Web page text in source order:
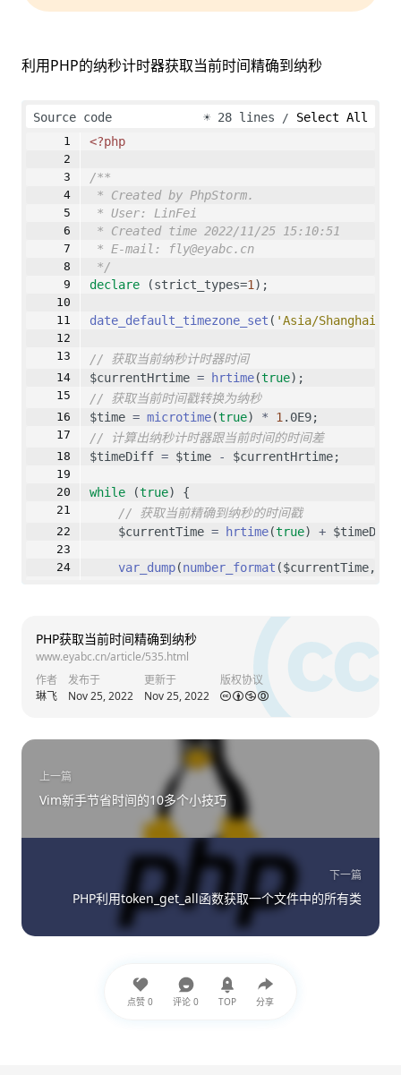
利用PHP的纳秒计时器获取当前时间精确到纳秒
Source code ☀ 28 lines
Select All
<?php
/**
* Created by PhpStorm.
* User: LinFei
* Created time 2022/11/25 15:10:51
* E-mail: fly@eyabc.cn
*/
declare (strict_types=1 );
date_default_timezone_set ( 'Asia/Shanghai'
// 获取当前纳秒计时器时间
$currentHrtime = hrtime(true);
// 获取当前时间戳转换为纳秒
$time = microtime(true) * 1 .0E9;
// 计算出纳秒计时器跟当前时间的时间差
$timeDiff = $time - $currentHrtime;
while (true) {
// 获取当前精确到纳秒的时间戳
    $currentTime
= hrtime(true) +
var_dump(number_format ($currentTime,
}
PHP获取当前时间精确到纳秒
www.eyabc.cn/article/535.html
作者
琳飞
发布于
Nov 25, 2022
更新于
Nov 25, 2022
版权协议
上一篇
Vim新手节省时间的10多个小技巧
下一篇
PHP利用token_get_all函数获取一个文件中的所有类
点赞 0 评论 0 TOP 分享